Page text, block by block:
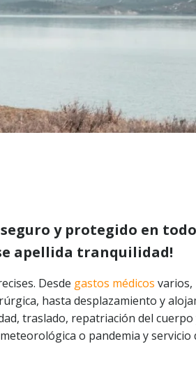
y protegido en todo
apellida tranquilidad!
Desde gastos médicos varios,
hasta desplazamiento y
traslado, repatriación del cuerpo
o pandemia y servicio